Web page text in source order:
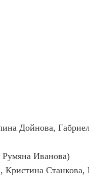
Дойнова,
Румяна Иванова)
Кристина Станкова,